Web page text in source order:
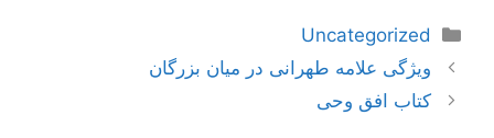
دسته‌ها
Uncategorized
ناوبری
نوشته‌ها
ویژگی علامه طهرانی در میان بزرگان
کتاب افق وحی